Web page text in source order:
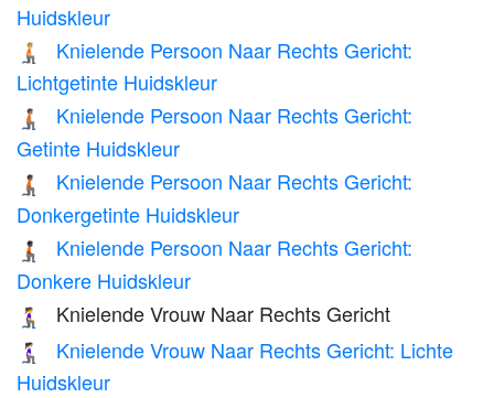
Huidskleur
🧎🏼‍➡️
Knielende Persoon Naar Rechts Gericht:
Lichtgetinte Huidskleur
🧎🏽‍➡️
Knielende Persoon Naar Rechts Gericht:
Getinte Huidskleur
🧎🏾‍➡️
Knielende Persoon Naar Rechts Gericht:
Donkergetinte Huidskleur
🧎🏿‍➡️
Knielende Persoon Naar Rechts Gericht:
Donkere Huidskleur
🧎‍♀️‍➡️ Knielende Vrouw Naar Rechts Gericht
🧎🏻‍♀️‍➡️
Knielende Vrouw Naar Rechts Gericht: Lichte
Huidskleur